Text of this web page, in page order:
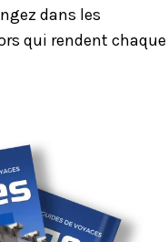
dans les
qui rendent chaque